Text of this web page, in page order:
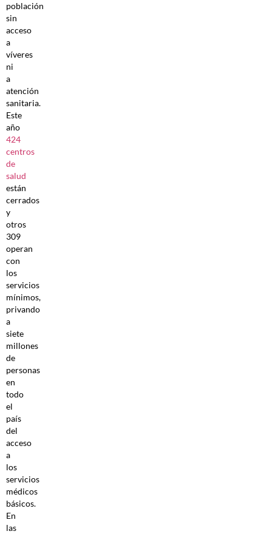
población
sin
acceso
a
víveres
ni
a
atención
sanitaria.
Este
año
424
centros
de
salud
están
cerrados
y
otros
309
operan
con
los
servicios
mínimos,
privando
a
siete
millones
de
personas
en
todo
el
país
del
acceso
a
los
servicios
médicos
básicos.
En
las